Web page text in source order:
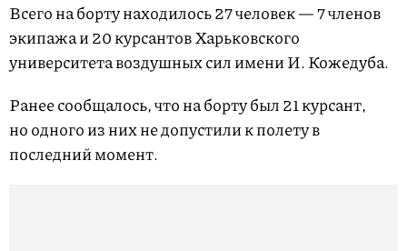
Всего на борту находилось 27 человек — 7 членов
экипажа и 20 курсантов Харьковского
университета воздушных сил имени И. Кожедуба.
Ранее сообщалось, что на борту был 21 курсант,
но одного из них не допустили к полету в
последний момент.